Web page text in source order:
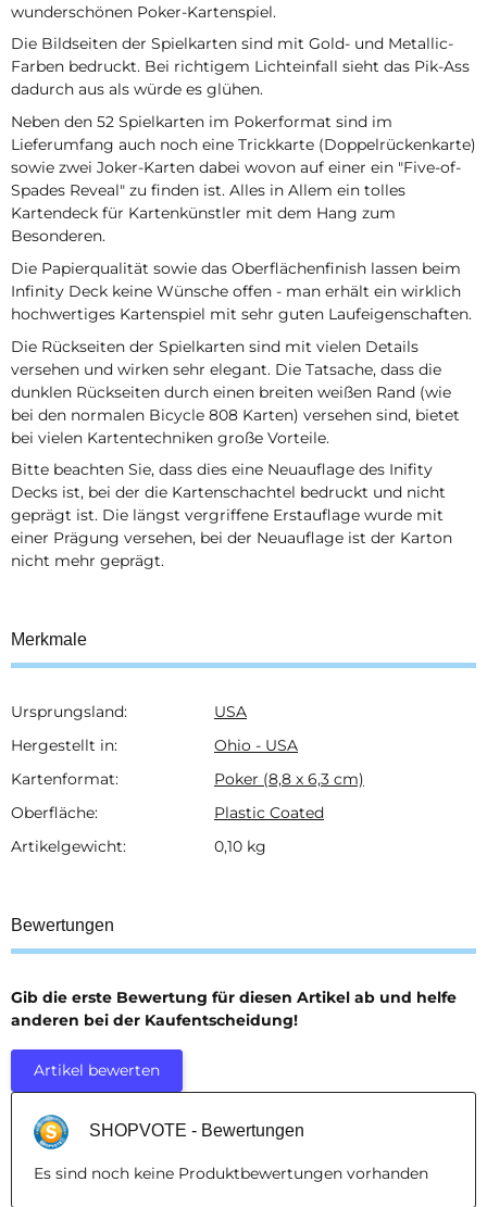
wunderschönen Poker-Kartenspiel.
Die Bildseiten der Spielkarten sind mit Gold- und Metallic-
Farben bedruckt. Bei richtigem Lichteinfall sieht das Pik-Ass
dadurch aus als würde es glühen.
Neben den 52 Spielkarten im Pokerformat sind im
Lieferumfang auch noch eine Trickkarte (Doppelrückenkarte)
sowie zwei Joker-Karten dabei wovon auf einer ein "Five-of-
Spades Reveal" zu finden ist. Alles in Allem ein tolles
Kartendeck für Kartenkünstler mit dem Hang zum
Besonderen.
Die Papierqualität sowie das Oberflächenfinish lassen beim
Infinity Deck keine Wünsche offen - man erhält ein wirklich
hochwertiges Kartenspiel mit sehr guten Laufeigenschaften.
Die Rückseiten der Spielkarten sind mit vielen Details
versehen und wirken sehr elegant. Die Tatsache, dass die
dunklen Rückseiten durch einen breiten weißen Rand (wie
bei den normalen Bicycle 808 Karten) versehen sind, bietet
bei vielen Kartentechniken große Vorteile.
Bitte beachten Sie, dass dies eine Neuauflage des Inifity
Decks ist, bei der die Kartenschachtel bedruckt und nicht
geprägt ist. Die längst vergriffene Erstauflage wurde mit
einer Prägung versehen, bei der Neuauflage ist der Karton
nicht mehr geprägt.
Merkmale
Produkteigenschaft
Wert
Ursprungsland:
USA
Hergestellt in:
Ohio - USA
Kartenformat:
Poker (8,8 x 6,3 cm)
Oberfläche:
Plastic Coated
Artikelgewicht:
0,10 kg
Bewertungen
Gib die erste Bewertung für diesen Artikel ab und helfe
anderen bei der Kaufentscheidung!
Artikel bewerten
SHOPVOTE - Bewertungen
Es sind noch keine Produktbewertungen vorhanden